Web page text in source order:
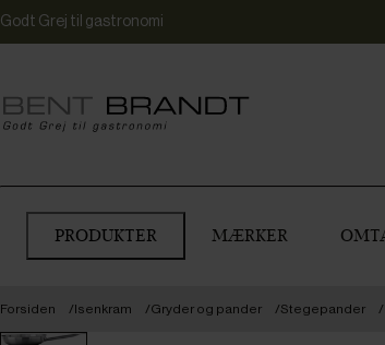
Godt Grej til gastronomi
PRODUKTER MÆRKER
Forsiden Isenkram Gryder og pander Stegepander